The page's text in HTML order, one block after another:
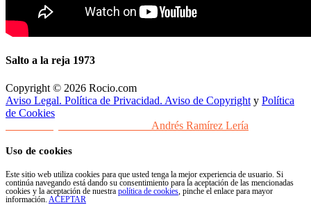
Salto a la reja 1973
Copyright © 2026 Rocio.com
Aviso Legal. Política de Privacidad. Aviso de Copyright y Política
de Cookies
Andrés Ramírez Lería
Uso de cookies
Este sitio web utiliza cookies para que usted tenga la mejor experiencia de usuario. Si
continúa navegando está dando su consentimiento para la aceptación de las mencionadas
cookies y la aceptación de nuestra política de cookies , pinche el enlace para mayor
información. ACEPTAR